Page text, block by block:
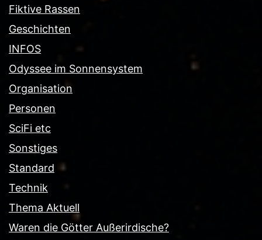
Fiktive Rassen
Geschichten
INFOS
Odyssee im Sonnensystem
Organisation
Personen
SciFi etc
Sonstiges
Standard
Technik
Thema Aktuell
Waren die Götter Außerirdische?